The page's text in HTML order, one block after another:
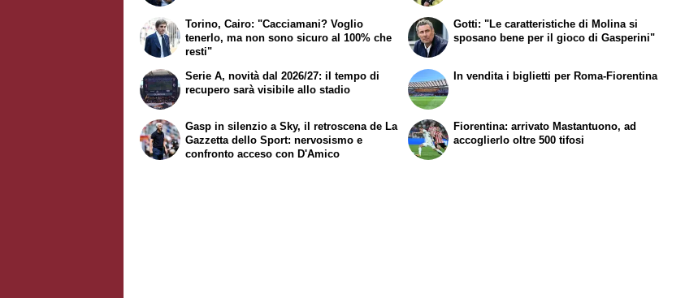
Torino, Cairo: "Cacciamani? Voglio
tenerlo, ma non sono sicuro al 100% che
resti"
Gotti: "Le caratteristiche di Molina si
sposano bene per il gioco di Gasperini"
Serie A, novità dal 2026/27: il tempo di
recupero sarà visibile allo stadio
Gasp in silenzio a Sky, il retroscena de La
Gazzetta dello Sport: nervosismo e
confronto acceso con D'Amico
In vendita i biglietti per Roma-Fiorentina
Fiorentina: arrivato Mastantuono, ad
accoglierlo oltre 500 tifosi